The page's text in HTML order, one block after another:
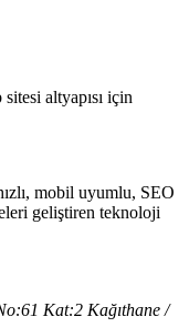
altyapısı için
mobil uyumlu, SEO
geliştiren teknoloji
Kat:2 Kağıthane /